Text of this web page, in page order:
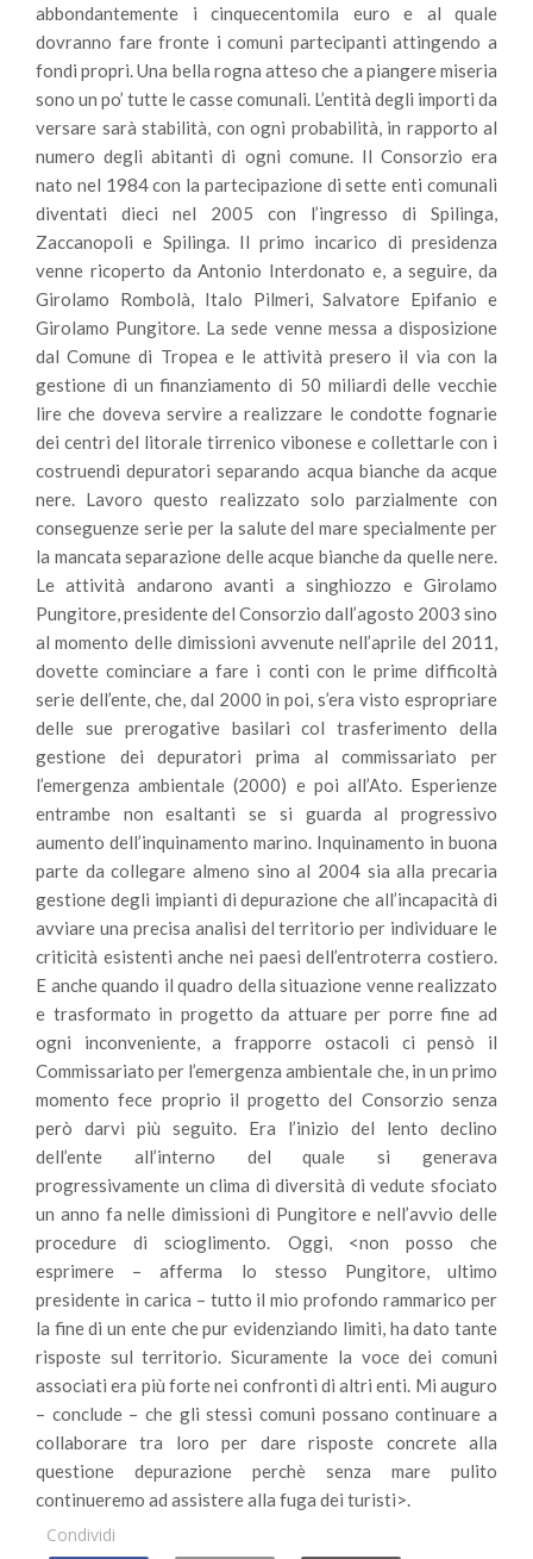
abbondantemente i cinquecentomila euro e al quale
dovranno fare fronte i comuni partecipanti attingendo a
fondi propri. Una bella rogna atteso che a piangere miseria
sono un po’ tutte le casse comunali. L’entità degli importi da
versare sarà stabilità, con ogni probabilità, in rapporto al
numero degli abitanti di ogni comune. Il Consorzio era
nato nel 1984 con la partecipazione di sette enti comunali
diventati dieci nel 2005 con l’ingresso di Spilinga,
Zaccanopoli e Spilinga. Il primo incarico di presidenza
venne ricoperto da Antonio Interdonato e, a seguire, da
Girolamo Rombolà, Italo Pilmeri, Salvatore Epifanio e
Girolamo Pungitore. La sede venne messa a disposizione
dal Comune di Tropea e le attività presero il via con la
gestione di un finanziamento di 50 miliardi delle vecchie
lire che doveva servire a realizzare le condotte fognarie
dei centri del litorale tirrenico vibonese e collettarle con i
costruendi depuratori separando acqua bianche da acque
nere. Lavoro questo realizzato solo parzialmente con
conseguenze serie per la salute del mare specialmente per
la mancata separazione delle acque bianche da quelle nere.
Le attività andarono avanti a singhiozzo e Girolamo
Pungitore, presidente del Consorzio dall’agosto 2003 sino
al momento delle dimissioni avvenute nell’aprile del 2011,
dovette cominciare a fare i conti con le prime difficoltà
serie dell’ente, che, dal 2000 in poi, s’era visto espropriare
delle sue prerogative basilari col trasferimento della
gestione dei depuratori prima al commissariato per
l’emergenza ambientale (2000) e poi all’Ato. Esperienze
entrambe non esaltanti se si guarda al progressivo
aumento dell’inquinamento marino. Inquinamento in buona
parte da collegare almeno sino al 2004 sia alla precaria
gestione degli impianti di depurazione che all’incapacità di
avviare una precisa analisi del territorio per individuare le
criticità esistenti anche nei paesi dell’entroterra costiero.
E anche quando il quadro della situazione venne realizzato
e trasformato in progetto da attuare per porre fine ad
ogni inconveniente, a frapporre ostacoli ci pensò il
Commissariato per l’emergenza ambientale che, in un primo
momento fece proprio il progetto del Consorzio senza
però darvi più seguito. Era l’inizio del lento declino
dell’ente all’interno del quale si generava
progressivamente un clima di diversità di vedute sfociato
un anno fa nelle dimissioni di Pungitore e nell’avvio delle
procedure di scioglimento. Oggi, <non posso che
esprimere – afferma lo stesso Pungitore, ultimo
presidente in carica – tutto il mio profondo rammarico per
la fine di un ente che pur evidenziando limiti, ha dato tante
risposte sul territorio. Sicuramente la voce dei comuni
associati era più forte nei confronti di altri enti. Mi auguro
– conclude – che gli stessi comuni possano continuare a
collaborare tra loro per dare risposte concrete alla
questione depurazione perchè senza mare pulito
continueremo ad assistere alla fuga dei turisti>.
Condividi